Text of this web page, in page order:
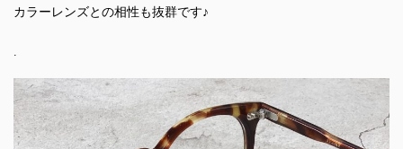
カラーレンズとの相性も抜群です♪